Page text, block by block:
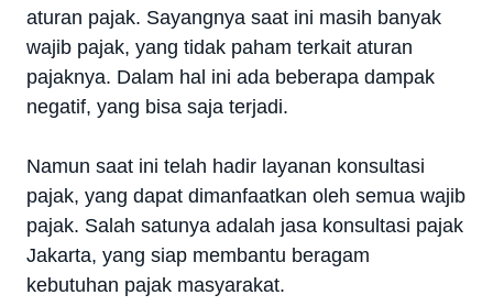
aturan pajak. Sayangnya saat ini masih banyak
wajib pajak, yang tidak paham terkait aturan
pajaknya. Dalam hal ini ada beberapa dampak
negatif, yang bisa saja terjadi.
Namun saat ini telah hadir layanan konsultasi
pajak, yang dapat dimanfaatkan oleh semua wajib
pajak. Salah satunya adalah jasa konsultasi pajak
Jakarta, yang siap membantu beragam
kebutuhan pajak masyarakat.